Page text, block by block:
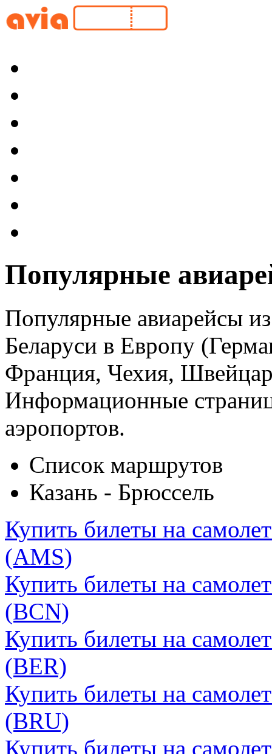
Популярные
Популярные авиарейсы
Беларуси в Европу
Франция, Чехия,
Информационные
аэропортов.
Список маршрутов
Казань - Брюссель
Купить билеты на
(AMS)
Купить билеты на
(BCN)
Купить билеты на
(BER)
Купить билеты на
(BRU)
Купить билеты на